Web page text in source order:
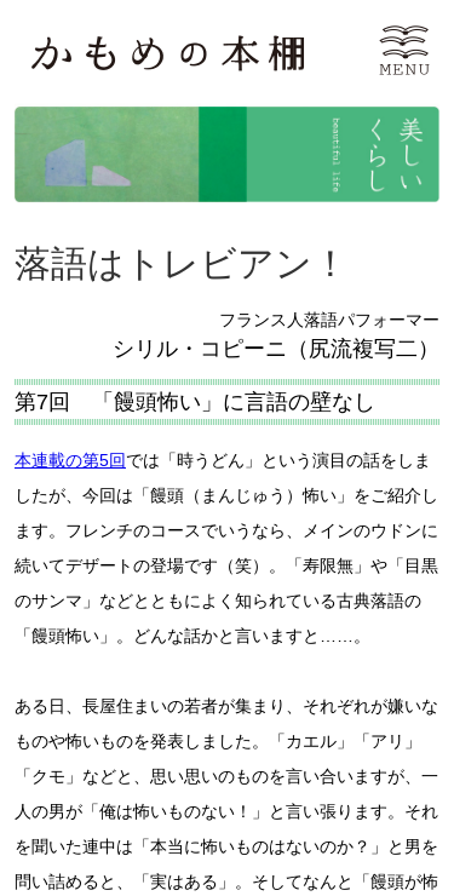
落語はトレビアン！
フランス人落語パフォーマー
シリル・コピーニ（尻流複写二）
第7回 「饅頭怖い」に言語の壁なし
本連載の第5回では「時うどん」という演目の話をしま
したが、今回は「饅頭（まんじゅう）怖い」をご紹介し
ます。フレンチのコースでいうなら、メインのウドンに
続いてデザートの登場です（笑）。「寿限無」や「目黒
のサンマ」などとともによく知られている古典落語の
「饅頭怖い」。どんな話かと言いますと……。
ある日、長屋住まいの若者が集まり、それぞれが嫌いな
ものや怖いものを発表しました。「カエル」「アリ」
「クモ」などと、思い思いのものを言い合いますが、一
人の男が「俺は怖いものない！」と言い張ります。それ
を聞いた連中は「本当に怖いものはないのか？」と男を
問い詰めると、「実はある」。そしてなんと「饅頭が怖